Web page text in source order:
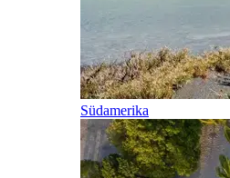
Südamerika